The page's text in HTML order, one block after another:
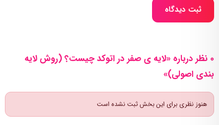
ثبت دیدگاه
0 نظر درباره «لایه ی صفر در اتوکد چیست؟ (روش لایه
بندی اصولی)»
هنوز نظری برای این بخش ثبت نشده است